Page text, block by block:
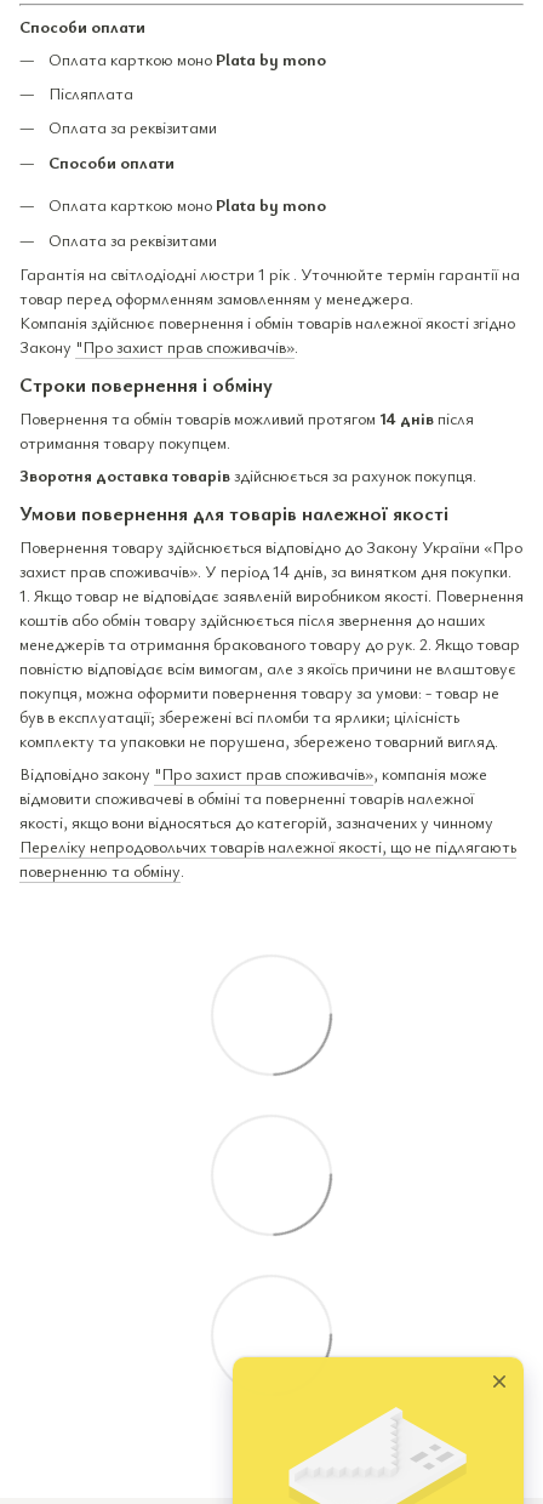
Способи оплати
Оплата карткою моно Plata by mono
Післяплата
Оплата за реквізитами
Способи оплати
Оплата карткою моно Plata by mono
Оплата за реквізитами
Гарантія на світлодіодні люстри 1 рік . Уточнюйте термін гарантії на
товар перед оформленням замовленням у менеджера.
Компанія здійснює повернення і обмін товарів належної якості згідно
Закону "Про захист прав споживачів».
Строки повернення і обміну
Повернення та обмін товарів можливий протягом 14 днів після
отримання товару покупцем.
Зворотня доставка товарівздійснюється за рахунок покупця.
Умови повернення для товарів належної якості
Повернення товару здійснюється відповідно до Закону України «Про
захист прав споживачів». У період 14 днів, за винятком дня покупки.
1. Якщо товар не відповідає заявленій виробником якості. Повернення
коштів або обмін товару здійснюється після звернення до наших
менеджерів та отримання бракованого товару до рук. 2. Якщо товар
повністю відповідає всім вимогам, але з якоїсь причини не влаштовує
покупця, можна оформити повернення товару за умови: - товар не
був в експлуатації; збережені всі пломби та ярлики; цілісність
комплекту та упаковки не порушена, збережено товарний вигляд.
Відповідно закону "Про захист прав споживачів», компанія може
відмовити споживачеві в обміні та поверненні товарів належної
якості, якщо вони відносяться до категорій, зазначених у чинному
Переліку непродовольчих товарів належної якості, що не підлягають
поверненню та обміну